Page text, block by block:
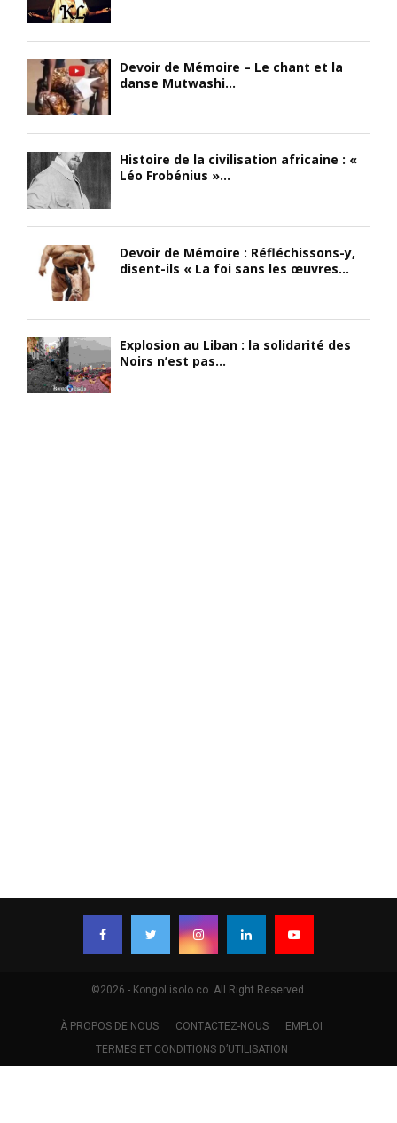
Devoir de Mémoire – Le chant et la
danse Mutwashi...
Histoire de la civilisation africaine : «
Léo Frobénius »...
Devoir de Mémoire : Réfléchissons-y,
disent-ils « La foi sans les œuvres...
Explosion au Liban : la solidarité des
Noirs n’est pas...
©2026 - KongoLisolo.co. All Right Reserved.
À PROPOS DE NOUS CONTACTEZ-NOUS
EMPLOI
TERMES ET CONDITIONS D’UTILISATION